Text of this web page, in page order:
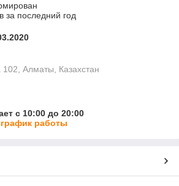
за последний год
Алматы, Казахстан
с 10:00 до 20:00
работы